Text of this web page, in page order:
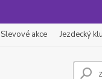
Slevové akce Jezdecký